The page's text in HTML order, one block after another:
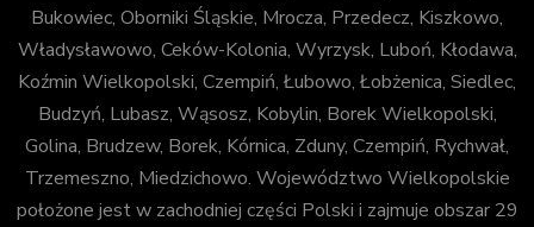
Bukowiec, Oborniki Śląskie, Mrocza, Przedecz, Kiszkowo,
Władysławowo, Ceków-Kolonia, Wyrzysk, Luboń, Kłodawa,
Koźmin Wielkopolski, Czempiń, Łubowo, Łobżenica, Siedlec,
Budzyń, Lubasz, Wąsosz, Kobylin, Borek Wielkopolski,
Golina, Brudzew, Borek, Kórnica, Zduny, Czempiń, Rychwał,
Trzemeszno, Miedzichowo. Województwo Wielkopolskie
położone jest w zachodniej części Polski i zajmuje obszar 29